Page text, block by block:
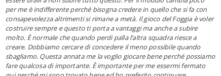
per me è indifferente perché bisogna credere in quello che si fa con
consapevolezza altrimenti si rimane a metà. Il gioco del Foggia è voler
costruire sempre e questo ti porta a vantaggi ma anche a subire
molto. È normale che quando perdi palla l’altra squadra riesce a
creare. Dobbiamo cercare di concedere il meno possibile quando
sbagliamo. Questa annata me la voglio giocare bene perché possiamo
fare qualcosa di importante. È importante per me essermi fermato